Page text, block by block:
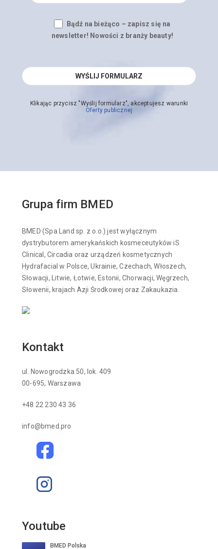
Bądź na bieżąco – zapisz się na
newsletter! Nowości z branży beauty!
Klikając przycisz "Wyślij formularz", akceptujesz warunki
Oferty publicznej
Grupa firm BMED
BMED (Spa Land sp. z o.o.) jest wyłącznym
dystrybutorem amerykańskich kosmeceutyków iS
Clinical, Circadia oraz urządzeń kosmetycznych
Hydrafacial w Polsce, Ukrainie, Czechach, Włoszech,
Słowacji, Litwie, Łotwie, Estonii, Chorwacji, Węgrzech,
Słowenii, krajach Azji Środkowej oraz Zakaukazia.
Kontakt
ul. Nowogrodzka 50, lok. 409
00-695, Warszawa
+48 22 230 43 36
info@bmed.pro
Youtube